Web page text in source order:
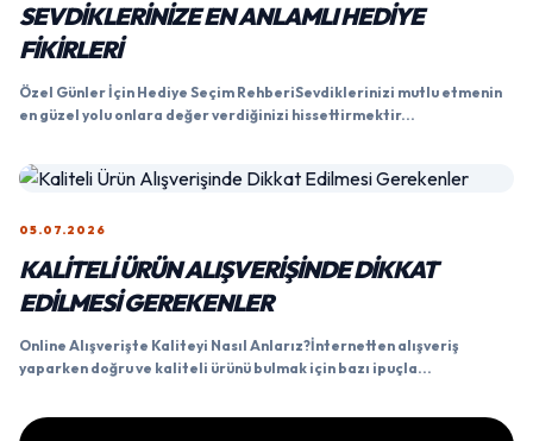
SEVDIKLERINIZE EN ANLAMLI HEDIYE
FIKIRLERI
Özel Günler İçin Hediye Seçim RehberiSevdiklerinizi mutlu etmenin
en güzel yolu onlara değer verdiğinizi hissettirmektir...
05.07.2026
KALITELI ÜRÜN ALIŞVERIŞINDE DIKKAT
EDILMESI GEREKENLER
Online Alışverişte Kaliteyi Nasıl Anlarız?İnternetten alışveriş
yaparken doğru ve kaliteli ürünü bulmak için bazı ipuçla...